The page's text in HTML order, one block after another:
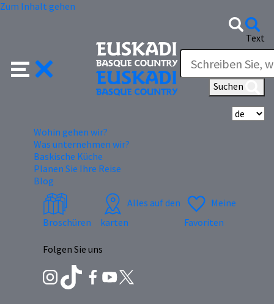
Zum Inhalt gehen
Text
Suchen
Wohin gehen wir?
Was unternehmen wir?
Baskische Küche
Planen Sie Ihre Reise
Blog
Broschüren
Alles auf den
karten
Meine
Favoriten
Folgen Sie uns